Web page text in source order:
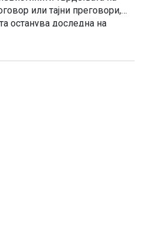
или тајни преговори,
останува доследна на
и нема да прифати
„Денешната прес-